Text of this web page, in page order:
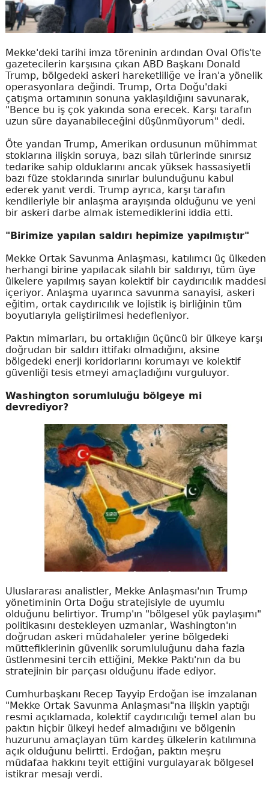
Mekke'deki tarihi imza töreninin ardından Oval Ofis'te
gazetecilerin karşısına çıkan ABD Başkanı Donald
Trump, bölgedeki askeri hareketliliğe ve İran'a yönelik
operasyonlara değindi. Trump, Orta Doğu'daki
çatışma ortamının sonuna yaklaşıldığını savunarak,
"Bence bu iş çok yakında sona erecek. Karşı tarafın
uzun süre dayanabileceğini düşünmüyorum" dedi.
Öte yandan Trump, Amerikan ordusunun mühimmat
stoklarına ilişkin soruya, bazı silah türlerinde sınırsız
tedarike sahip olduklarını ancak yüksek hassasiyetli
bazı füze stoklarında sınırlar bulunduğunu kabul
ederek yanıt verdi. Trump ayrıca, karşı tarafın
kendileriyle bir anlaşma arayışında olduğunu ve yeni
bir askeri darbe almak istemediklerini iddia etti.
"Birimize yapılan saldırı hepimize yapılmıştır"
Mekke Ortak Savunma Anlaşması, katılımcı üç ülkeden
herhangi birine yapılacak silahlı bir saldırıyı, tüm üye
ülkelere yapılmış sayan kolektif bir caydırıcılık maddesi
içeriyor. Anlaşma uyarınca savunma sanayisi, askeri
eğitim, ortak caydırıcılık ve lojistik iş birliğinin tüm
boyutlarıyla geliştirilmesi hedefleniyor.
Paktın mimarları, bu ortaklığın üçüncü bir ülkeye karşı
doğrudan bir saldırı ittifakı olmadığını, aksine
bölgedeki enerji koridorlarını korumayı ve kolektif
güvenliği tesis etmeyi amaçladığını vurguluyor.
Washington sorumluluğu bölgeye mi
devrediyor?
Uluslararası analistler, Mekke Anlaşması'nın Trump
yönetiminin Orta Doğu stratejisiyle de uyumlu
olduğunu belirtiyor. Trump'ın "bölgesel yük paylaşımı"
politikasını destekleyen uzmanlar, Washington'ın
doğrudan askeri müdahaleler yerine bölgedeki
müttefiklerinin güvenlik sorumluluğunu daha fazla
üstlenmesini tercih ettiğini, Mekke Paktı'nın da bu
stratejinin bir parçası olduğunu ifade ediyor.
Cumhurbaşkanı Recep Tayyip Erdoğan ise imzalanan
"Mekke Ortak Savunma Anlaşması"na ilişkin yaptığı
resmi açıklamada, kolektif caydırıcılığı temel alan bu
paktın hiçbir ülkeyi hedef almadığını ve bölgenin
huzurunu amaçlayan tüm kardeş ülkelerin katılımına
açık olduğunu belirtti. Erdoğan, paktın meşru
müdafaa hakkını teyit ettiğini vurgulayarak bölgesel
istikrar mesajı verdi.